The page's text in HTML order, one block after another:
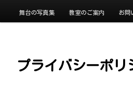
舞台の写真集 教室のご案内 お問
プライバシーポリ